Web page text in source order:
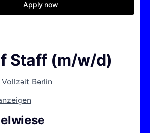
Apply now
Staff (m/w/d)
Vollzeit Berlin